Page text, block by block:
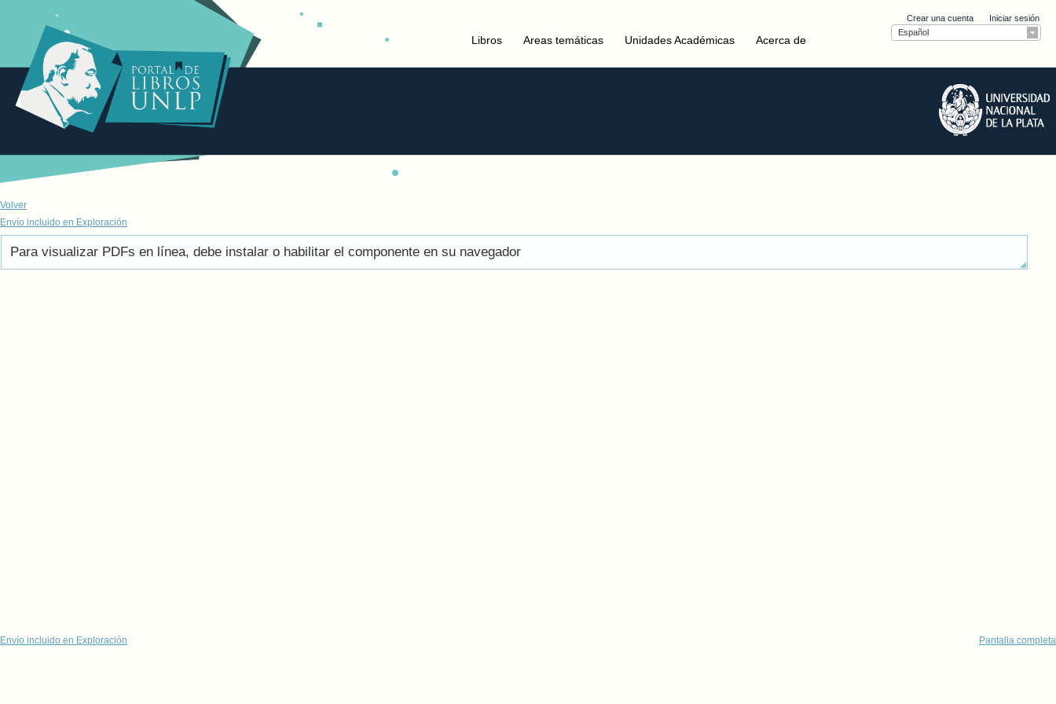
Crear una cuenta
Iniciar sesión
Español
Libros Areas temáticas Unidades Académicas Acerca de
Volver
Envío incluido en Exploración
Para visualizar PDFs en línea, debe instalar o habilitar el componente en su navegador
Envío incluido en Exploración Pantalla completa